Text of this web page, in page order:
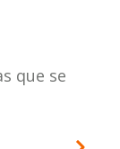
que se